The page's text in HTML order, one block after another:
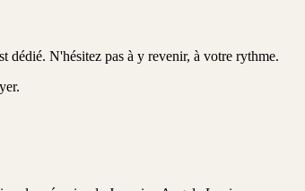
dédié. N'hésitez pas à y revenir, à votre rythme.
.